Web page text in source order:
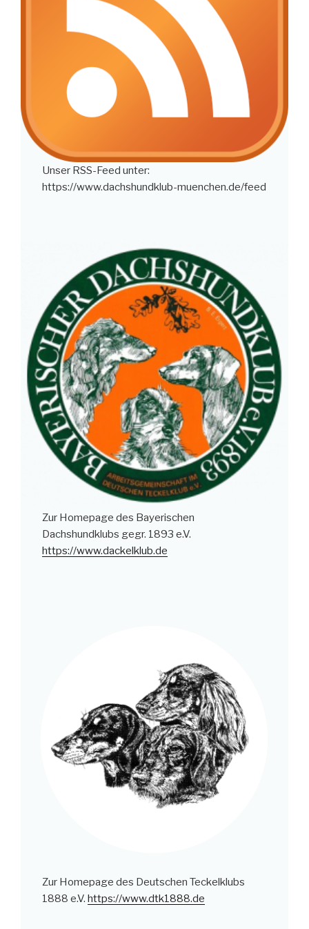
Unser RSS-Feed unter:
https://www.dachshundklub-muenchen.de/feed
Zur Homepage des Bayerischen
Dachshundklubs gegr. 1893 e.V.
https://www.dackelklub.de
Zur Homepage des Deutschen Teckelklubs
1888 e.V.https://www.dtk1888.de